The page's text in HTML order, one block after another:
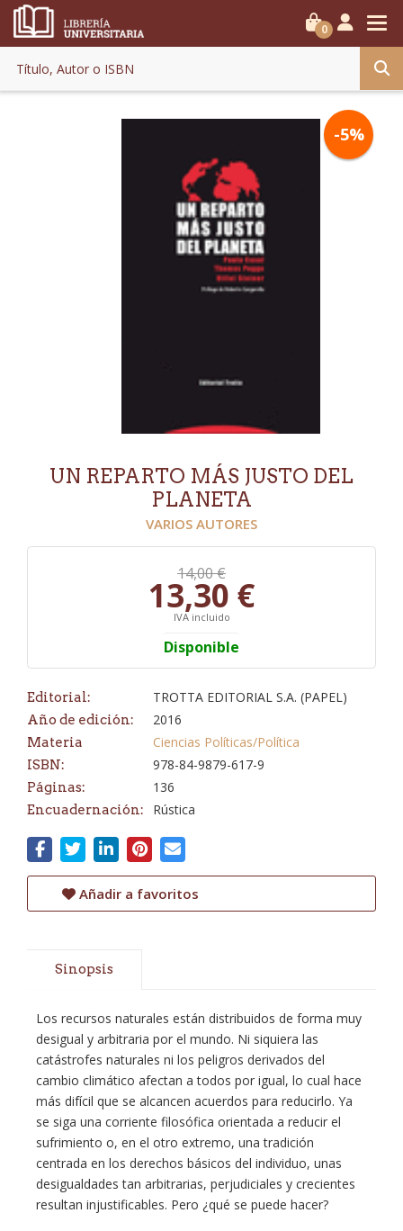
0
-5%
UN REPARTO MÁS JUSTO DEL
PLANETA
VARIOS AUTORES
14,00 €
13,30 €
IVA incluido
Disponible
Editorial: TROTTA EDITORIAL S.A. (PAPEL)
Año de edición: 2016
Materia Ciencias Políticas/Política
ISBN: 978-84-9879-617-9
Páginas: 136
Encuadernación: Rústica
Añadir a favoritos
Sinopsis
Los recursos naturales están distribuidos de forma muy
desigual y arbitraria por el mundo. Ni siquiera las
catástrofes naturales ni los peligros derivados del
cambio climático afectan a todos por igual, lo cual hace
más difícil que se alcancen acuerdos para reducirlo. Ya
se siga una corriente filosófica orientada a reducir el
sufrimiento o, en el otro extremo, una tradición
centrada en los derechos básicos del individuo, unas
desigualdades tan arbitrarias, perjudiciales y crecientes
resultan injustificables. Pero ¿qué se puede hacer?